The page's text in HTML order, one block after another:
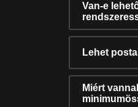
Van-e
Lehet
Miért